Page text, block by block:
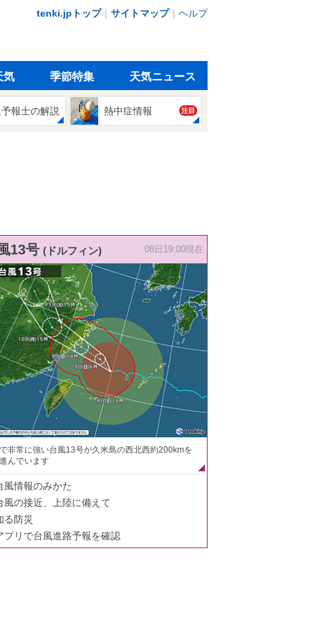
tenki.jpトップ｜ サイトマップ｜ ヘルプ
気 季節特集 天気ニュース
報士の解説 熱中症情報 注目
13号 (ドルフィン) 08日19:00現在
非常に強い台風13号が久米島の西北西約200kmを
んでいます
風情報のみかた
風の接近、上陸に備えて
る防災
プリで台風進路予報を確認